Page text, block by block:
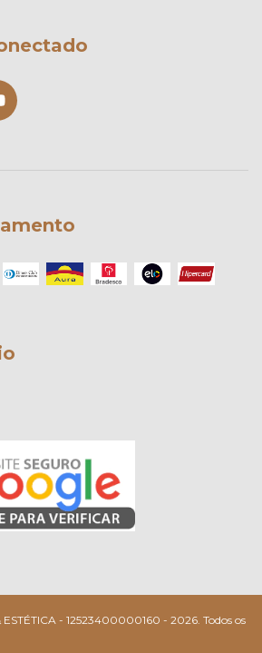
- 12523400000160 - 2026. Todos os